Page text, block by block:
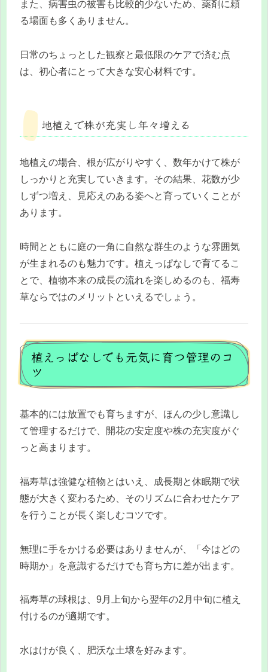
また、病害虫の被害も比較的少ないため、薬剤に頼
る場面も多くありません。
日常のちょっとした観察と最低限のケアで済む点
は、初心者にとって大きな安心材料です。
地植えで株が充実し年々増える
地植えの場合、根が広がりやすく、数年かけて株が
しっかりと充実していきます。その結果、花数が少
しずつ増え、見応えのある姿へと育っていくことが
あります。
時間とともに庭の一角に自然な群生のような雰囲気
が生まれるのも魅力です。植えっぱなしで育てるこ
とで、植物本来の成長の流れを楽しめるのも、福寿
草ならではのメリットといえるでしょう。
植えっぱなしでも元気に育つ管理のコ
ツ
基本的には放置でも育ちますが、ほんの少し意識し
て管理するだけで、開花の安定度や株の充実度がぐ
っと高まります。
福寿草は強健な植物とはいえ、成長期と休眠期で状
態が大きく変わるため、そのリズムに合わせたケア
を行うことが長く楽しむコツです。
無理に手をかける必要はありませんが、「今はどの
時期か」を意識するだけでも育ち方に差が出ます。
福寿草の球根は、9月上旬から翌年の2月中旬に植え
付けるのが適期です。
水はけが良く、肥沃な土壌を好みます。